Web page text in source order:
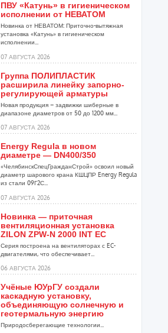
ПВУ «Катунь» в гигиеническом
исполнении от НЕВАТОМ
Новинка от НЕВАТОМ: Приточно-вытяжная
установка «Катунь» в гигиеническом
исполнении...
07 АВГУСТА 2026
Группа ПОЛИПЛАСТИК
расширила линейку запорно-
регулирующей арматуры
Новая продукция – задвижки шиберные в
диапазоне диаметров от 50 до 1200 мм...
07 АВГУСТА 2026
Energy Regula в новом
диаметре — DN400/350
«ЧелябинскСпецГражданСтрой» освоил новый
диаметр шарового крана КШЦПР Energy Regula
из стали 09Г2С...
07 АВГУСТА 2026
Новинка — приточная
вентиляционная установка
ZILON ZPW-N 2000 INT EC
Серия построена на вентиляторах с EC-
двигателями, что обеспечивает...
06 АВГУСТА 2026
Учёные ЮУрГУ создали
каскадную установку,
объединяющую солнечную и
геотермальную энергию
Природосберегающие технологии...